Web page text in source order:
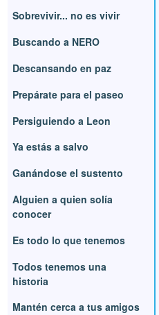
Sobrevivir... no es vivir
Buscando a NERO
Descansando en paz
Prepárate para el paseo
Persiguiendo a Leon
Ya estás a salvo
Ganándose el sustento
Alguien a quien solía
conocer
Es todo lo que tenemos
Todos tenemos una
historia
Mantén cerca a tus amigos